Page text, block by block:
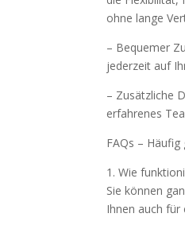
ohne lange
– Bequemer
jederzeit auf
– Zusätzliche
erfahrenes
FAQs –
1. Wie
Sie können
Ihnen auch für